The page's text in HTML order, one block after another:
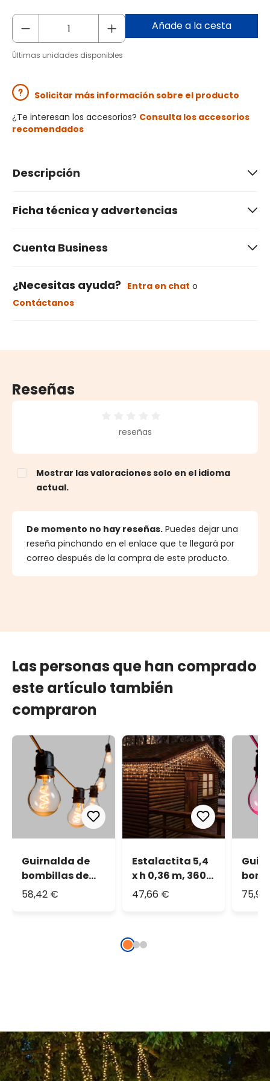
Añade a la cesta
Últimas unidades disponibles
Solicitar más información sobre el producto
¿Te interesan los accesorios? Consulta los accesorios
recomendados
Descripción
Ficha técnica y advertencias
Cuenta Business
¿Necesitas ayuda? Entra en chat o
Contáctanos
Reseñas
Calificación promedio de 0 de 5 estrellas
reseñas
Mostrar las valoraciones solo en el idioma
actual.
De momento no hay reseñas. Puedes dejar una
reseña pinchando en el enlace que te llegará por
correo después de la compra de este producto.
Las personas que han comprado
este artículo también
compraron
Guirnalda de
bombillas de
vidrio Vintage
58,42 €
Estalactita 5,4
x h 0,36 m, 360
led blanco
47,66 €